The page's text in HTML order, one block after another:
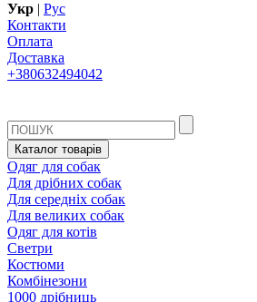
Укр | Рус
Контакти
Оплата
Доставка
+380632494042
Каталог товарів
Одяг для собак
Для дрібних собак
Для середніх собак
Для великих собак
Одяг для котів
Светри
Костюми
Комбінезони
1000 дрібниць